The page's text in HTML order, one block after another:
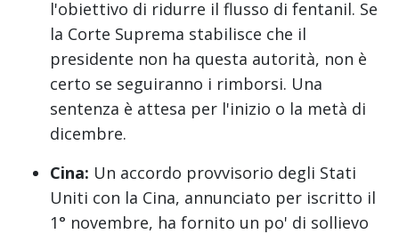
l'obiettivo di ridurre il flusso di fentanil. Se
la Corte Suprema stabilisce che il
presidente non ha questa autorità, non è
certo se seguiranno i rimborsi. Una
sentenza è attesa per l'inizio o la metà di
dicembre.
Cina: Un accordo provvisorio degli Stati
Uniti con la Cina, annunciato per iscritto il
1° novembre, ha fornito un po' di sollievo